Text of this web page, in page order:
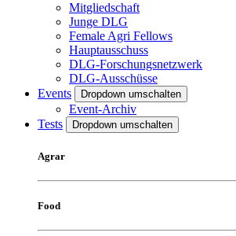
Mitgliedschaft
Junge DLG
Female Agri Fellows
Hauptausschuss
DLG-Forschungsnetzwerk
DLG-Ausschüsse
Events
Dropdown umschalten
Event-Archiv
Tests
Dropdown umschalten
Agrar
Food